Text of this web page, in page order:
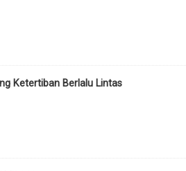
Ketertiban Berlalu Lintas